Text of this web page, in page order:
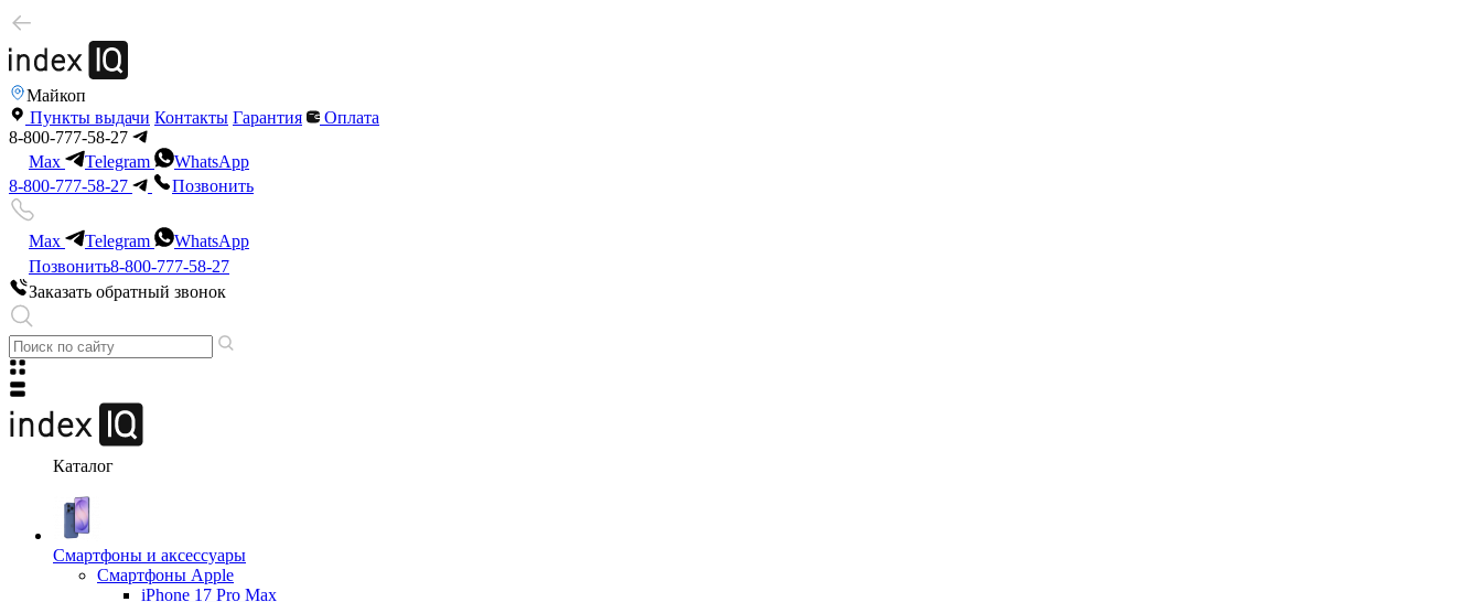
Майкоп
Пункты выдачи Контакты Гарантия
Оплата
8-800-777-58-27
Max
Telegram
WhatsApp
8-800-777-58-27
Позвонить
Max Telegram
WhatsApp
Позвонить8-800-777-58-27
Заказать обратный звонок
Каталог
Смартфоны и аксессуары
Смартфоны Apple
iPhone 17 Pro Max